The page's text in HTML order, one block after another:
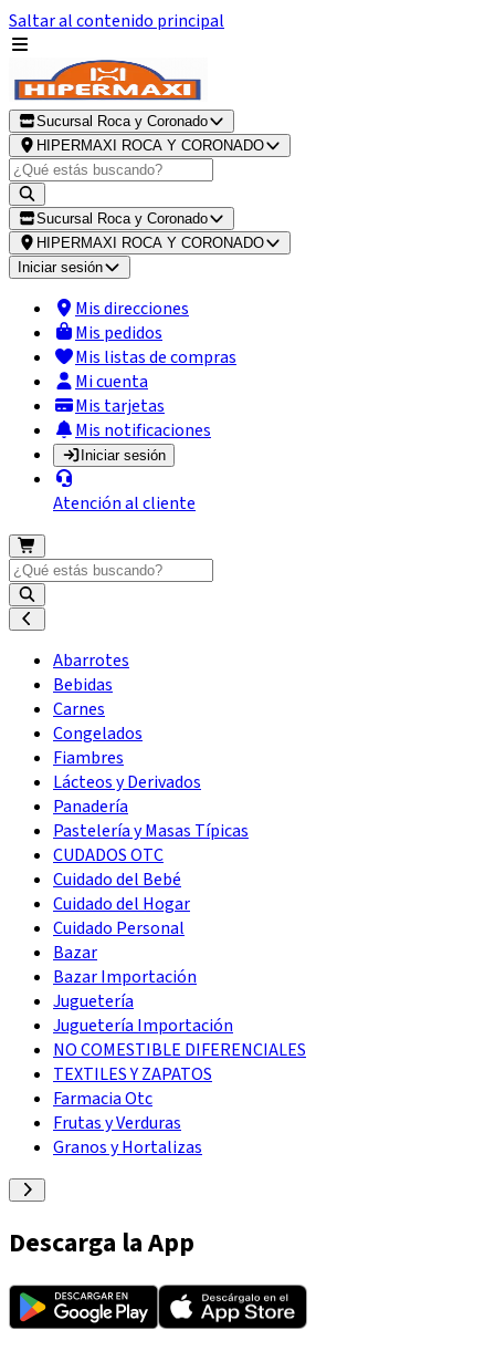
Saltar al contenido principal
Sucursal Roca y Coronado
HIPERMAXI ROCA Y CORONADO
Sucursal Roca y Coronado
HIPERMAXI ROCA Y CORONADO
Iniciar sesión
Mis direcciones
Mis pedidos
Mis listas de compras
Mi cuenta
Mis tarjetas
Mis notificaciones
Iniciar sesión
Atención al cliente
Abarrotes
Bebidas
Carnes
Congelados
Fiambres
Lácteos y Derivados
Panadería
Pastelería y Masas Típicas
CUDADOS OTC
Cuidado del Bebé
Cuidado del Hogar
Cuidado Personal
Bazar
Bazar Importación
Juguetería
Juguetería Importación
NO COMESTIBLE DIFERENCIALES
TEXTILES Y ZAPATOS
Farmacia Otc
Frutas y Verduras
Granos y Hortalizas
Descarga la App